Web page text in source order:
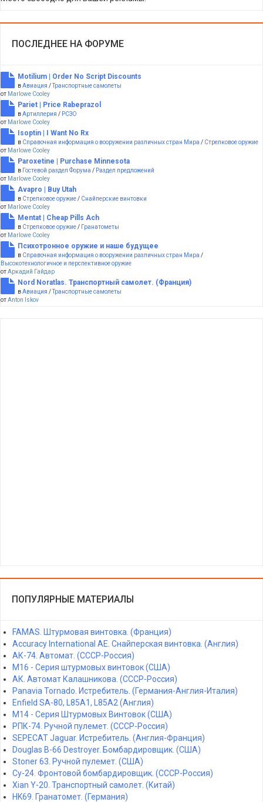
ПОСЛЕДНЕЕ НА ФОРУМЕ
Motilium | Order No Script Discounts
вАвиация /Транспортные самолеты
от Marlowe Cooley
Pariet | Price Rabeprazol
вАртиллерия / РСЗО
от Marlowe Cooley
Isoptin | I Want No Rx
в Справочная информация о вооружении различных стран Мира / Стрелковое оружие
от Marlowe Cooley
Paroxetine | Purchase Minnesota
в Гостевой раздел Форума / Раздел предложений
от Marlowe Cooley
Avapro | Buy Utah
в Стрелковое оружие/ Снайперские винтовки
от Marlowe Cooley
Mentat | Cheap Pills Ach
в Стрелковое оружие/ Гранатометы
от Marlowe Cooley
Психотронное оружие и наше будущее
в Справочная информация о вооружении различных стран Мира /
Высокотехнологичное и перспективное оружие
отАркадий Гайдар
Nord Noratlas. Транспортный самолет. (Франция)
вАвиация /Транспортные самолеты
отAnton Iskov
ПОПУЛЯРНЫЕ МАТЕРИАЛЫ
FAMAS. Штурмовая винтовка. (Франция)
Accuracy International AE. Снайперская винтовка. (Англия)
АК-74. Автомат. (СССР-Россия)
M16 - Серия штурмовых винтовок (США)
АК. Автомат Калашникова. (СССР-Россия)
Panavia Tornado. Истребитель. (Германия-Англия-Италия)
Enfield SA-80, L85A1, L85A2 (Англия)
M14 - Серия Штурмовых Винтовок (США)
РПК-74. Ручной пулемет. (СССР-Россия)
SEPECAT Jaguar. Истребитель. (Англия-Франция)
Douglas B-66 Destroyer. Бомбардировщик. (США)
Stoner 63. Ручной пулемет. (США)
Су-24. Фронтовой бомбардировщик. (СССР-Россия)
Xian Y-20. Транспортный самолет. (Китай)
HK69. Гранатомет. (Германия)